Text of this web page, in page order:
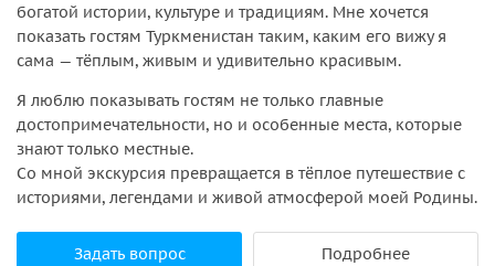
богатой истории, культуре и традициям. Мне хочется
показать гостям Туркменистан таким, каким его вижу я
сама — тёплым, живым и удивительно красивым.
Я люблю показывать гостям не только главные
достопримечательности, но и особенные места, которые
знают только местные.
Со мной экскурсия превращается в тёплое путешествие с
историями, легендами и живой атмосферой моей Родины.
Задать вопрос Подробнее